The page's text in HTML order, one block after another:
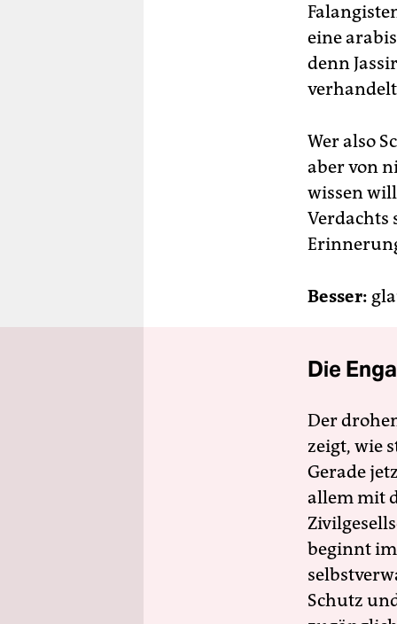
eine
denn
Wer also
aber von
wissen
Verdachts
Besser:
Die
Der
zeigt, wie
Gerade
allem mit
beginnt
Schutz